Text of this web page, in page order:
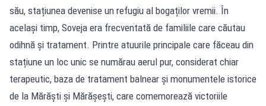
său, stațiunea devenise un refugiu al bogaților vremii. În
același timp, Soveja era frecventată de familiile care căutau
odihnă și tratament. Printre atuurile principale care făceau din
stațiune un loc unic se numărau aerul pur, considerat chiar
terapeutic, baza de tratament balnear și monumentele istorice
de la Mărăști și Mărășești, care comemorează victoriile